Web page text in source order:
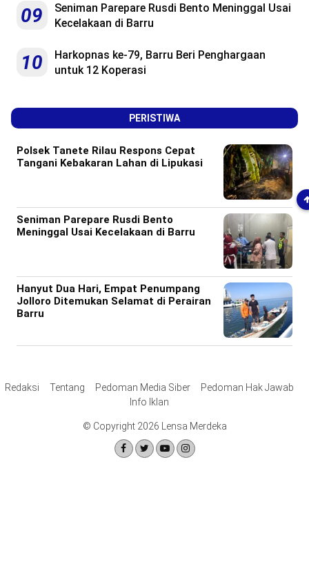
09
Seniman Parepare Rusdi Bento Meninggal Usai
Kecelakaan di Barru
10
Harkopnas ke-79, Barru Beri Penghargaan
untuk 12 Koperasi
PERISTIWA
Polsek Tanete Rilau Respons Cepat
Tangani Kebakaran Lahan di Lipukasi
Seniman Parepare Rusdi Bento
Meninggal Usai Kecelakaan di Barru
Hanyut Dua Hari, Empat Penumpang
Jolloro Ditemukan Selamat di Perairan
Barru
Redaksi Tentang Pedoman Media Siber
Pedoman Hak Jawab
Info Iklan
© Copyright 2026 Lensa Merdeka